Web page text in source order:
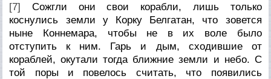
[7] Сожгли они свои корабли, лишь только
коснулись земли у Корку Белгатан, что зовется
ныне Коннемара, чтобы не в их воле было
отступить к ним. Гарь и дым, сходившие от
кораблей, окутали тогда ближние земли и небо. С
той поры и повелось считать, что появились